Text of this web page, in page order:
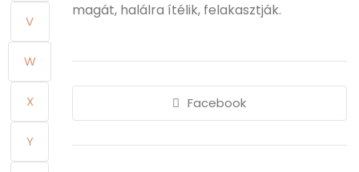
V
W
X
Y
magát, halálra ítélik, felakasztják.
Facebook